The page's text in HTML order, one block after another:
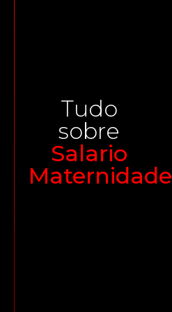
Tudo
sobre
Salario
Maternidade